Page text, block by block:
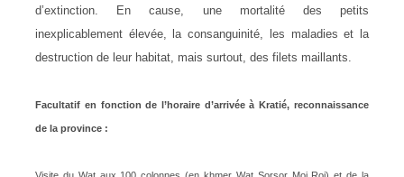
d’extinction. En cause, une mortalité des petits
inexplicablement élevée, la consanguinité, les maladies et la
destruction de leur habitat, mais surtout, des filets maillants.
Facultatif en fonction de l’horaire d’arrivée à Kratié, reconnaissance
de la province :